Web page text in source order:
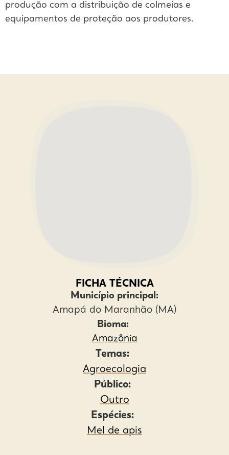
produção com a distribuição de colmeias e
equipamentos de proteção aos produtores.
FICHA TÉCNICA
Município principal:
Amapá do Maranhão (MA)
Bioma:
Amazônia
Temas:
Agroecologia
Público:
Outro
Espécies:
Mel de apis